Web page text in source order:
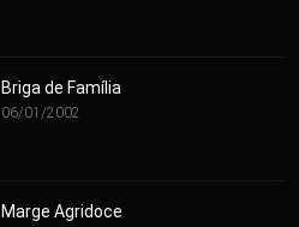
Briga de Família
06/01/2002
Marge Agridoce